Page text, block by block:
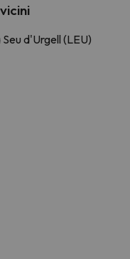
d'Urgell (LEU)